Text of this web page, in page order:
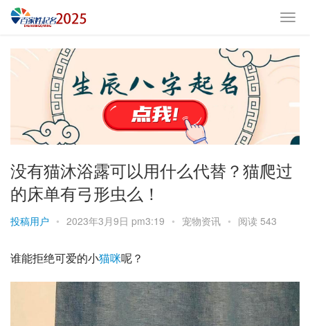
没有猫沐浴露可以用什么代替？猫爬过
的床单有弓形虫么！
投稿用户 • 2023年3月9日 pm3:19 • 宠物资讯 • 阅读 543
谁能拒绝可爱的小猫咪呢？